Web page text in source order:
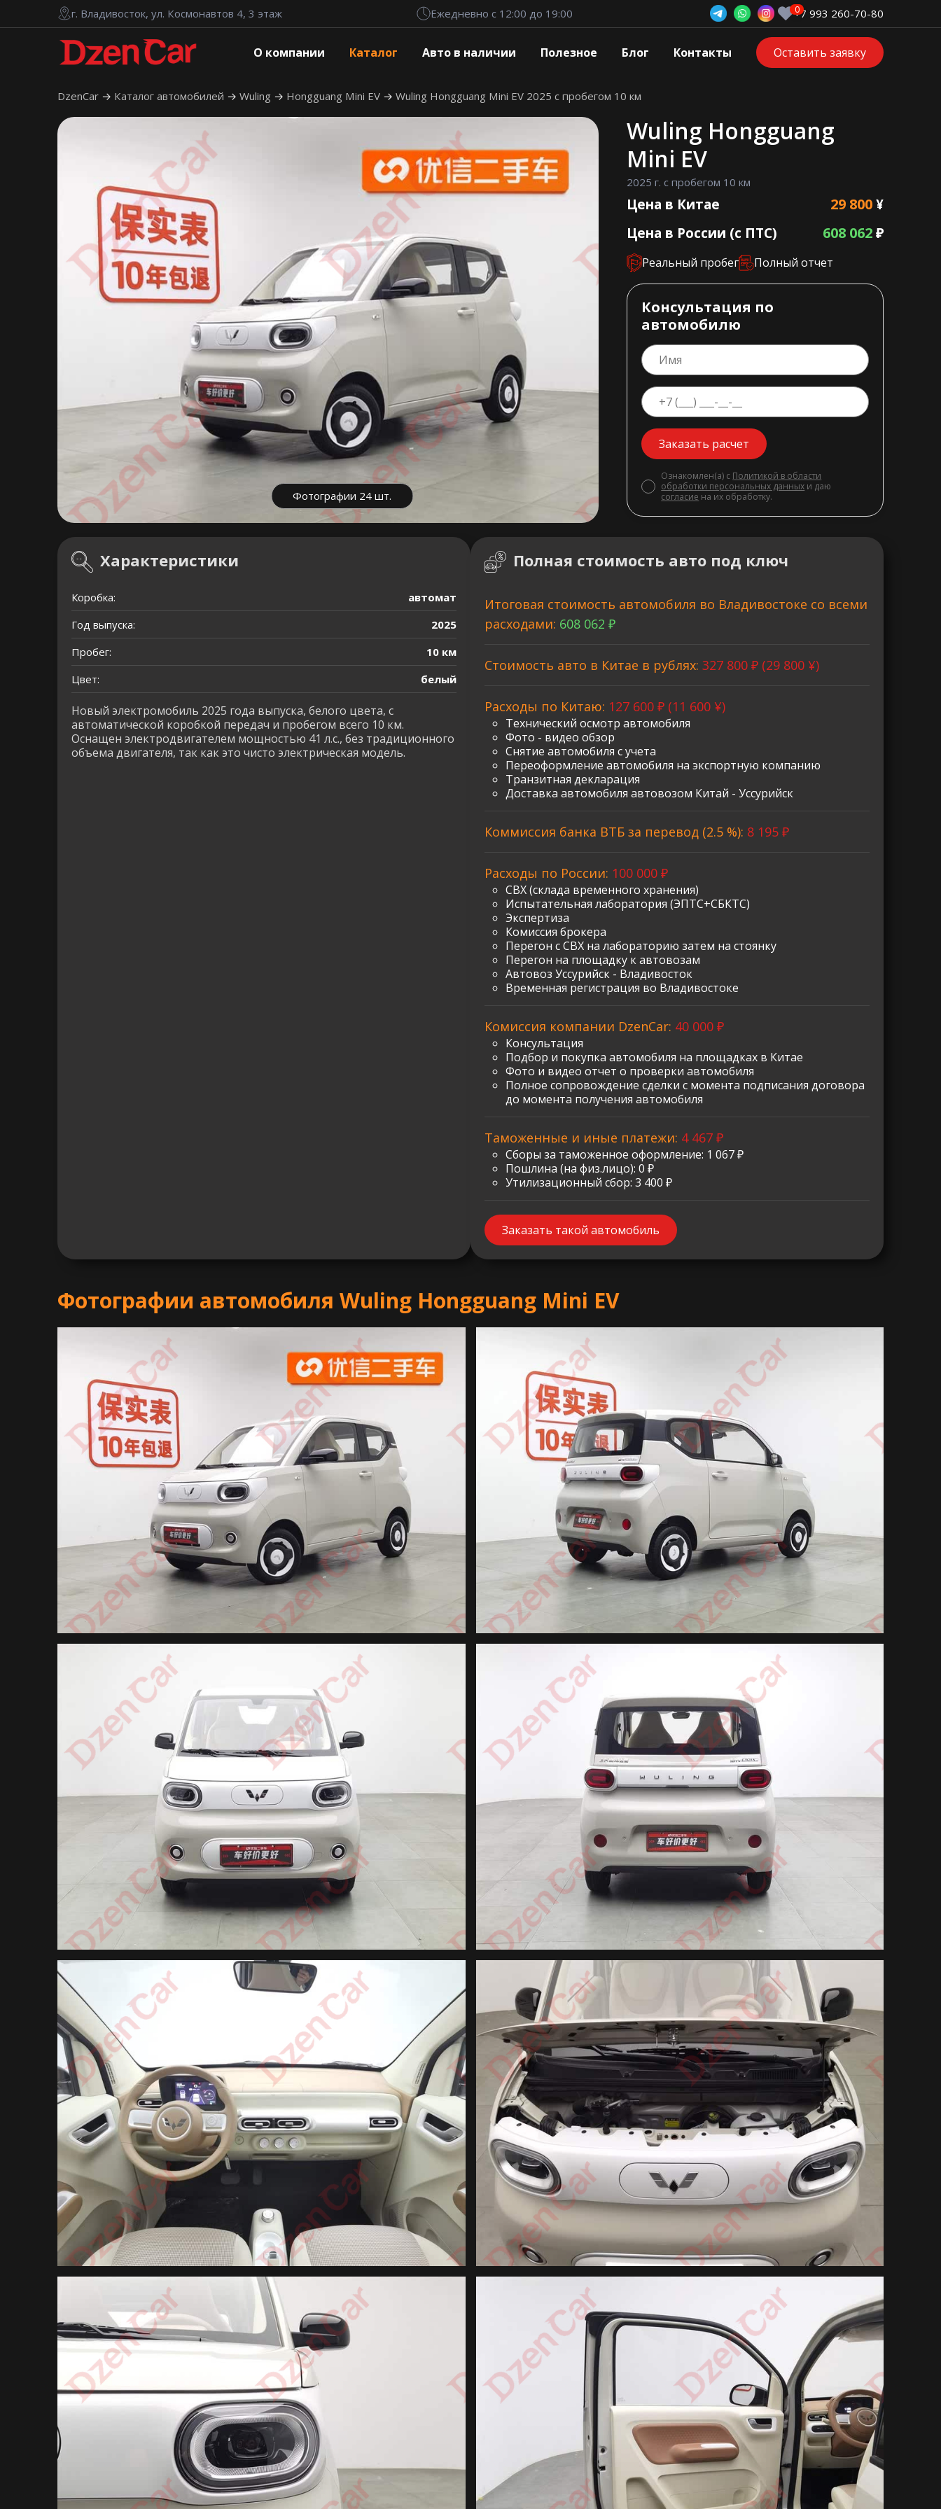
г. Владивосток, ул. Космонавтов 4, 3 этаж Ежедневно с 12:00 до 19:00 +7 993 260-70-80
О компании Каталог Авто в наличии Полезное Блог Контакты Оставить заявку
DzenCar Каталог автомобилей Wuling Hongguang Mini EV Wuling Hongguang Mini EV 2025 с пробегом 10 км
Фотографии 24 шт.
Wuling Hongguang
Mini EV
2025 г. с пробегом 10 км
Цена в Китае 29 800¥
Цена в России (с ПТС)
608 062₽
Реальный пробег Полный отчет
Консультация по
автомобилю
Заказать расчет
Ознакомлен(а) с Политикой в области
обработки персональных данных и даю
согласие на их обработку.
Характеристики
Коробка:
автомат
Год выпуска:
2025
Пробег:
10 км
Цвет:
белый
Новый электромобиль 2025 года выпуска, белого цвета, с
автоматической коробкой передач и пробегом всего 10 км.
Оснащен электродвигателем мощностью 41 л.с., без традиционного
объема двигателя, так как это чисто электрическая модель.
Полная стоимость авто под ключ
Итоговая стоимость автомобиля во Владивостоке со всеми
расходами: 608 062 ₽
Стоимость авто в Китае в рублях: 327 800 ₽ (29 800 ¥)
Расходы по Китаю: 127 600 ₽ (11 600 ¥)
Технический осмотр автомобиля
Фото - видео обзор
Снятие автомобиля с учета
Переоформление автомобиля на экспортную компанию
Транзитная декларация
Доставка автомобиля автовозом Китай - Уссурийск
Коммиссия банка ВТБ за перевод (2.5 %): 8 195 ₽
Расходы по России: 100 000 ₽
СВХ (склада временного хранения)
Испытательная лаборатория (ЭПТС+СБКТС)
Экспертиза
Комиссия брокера
Перегон с СВХ на лабораторию затем на стоянку
Перегон на площадку к автовозам
Автовоз Уссурийск - Владивосток
Временная регистрация во Владивостоке
Комиссия компании DzenCar: 40 000 ₽
Консультация
Подбор и покупка автомобиля на площадках в Китае
Фото и видео отчет о проверки автомобиля
Полное сопровождение сделки с момента подписания договора
до момента получения автомобиля
Таможенные и иные платежи: 4 467 ₽
Сборы за таможенное оформление: 1 067 ₽
Пошлина (на физ.лицо): 0 ₽
Утилизационный сбор: 3 400 ₽
Заказать такой автомобиль
Фотографии автомобиля Wuling Hongguang Mini EV